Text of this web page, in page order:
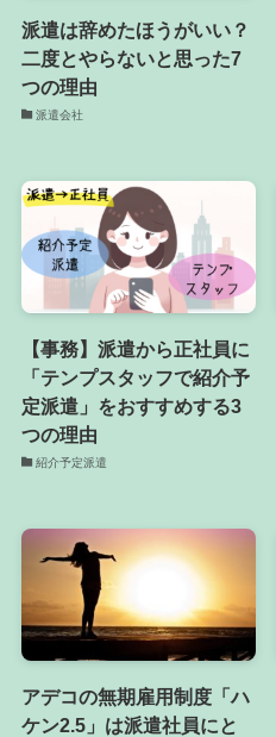
派遣は辞めたほうがいい？
二度とやらないと思った7
つの理由
派遣会社
【事務】派遣から正社員に
「テンプスタッフで紹介予
定派遣」をおすすめする3
つの理由
紹介予定派遣
アデコの無期雇用制度「ハ
ケン2.5」は派遣社員にと